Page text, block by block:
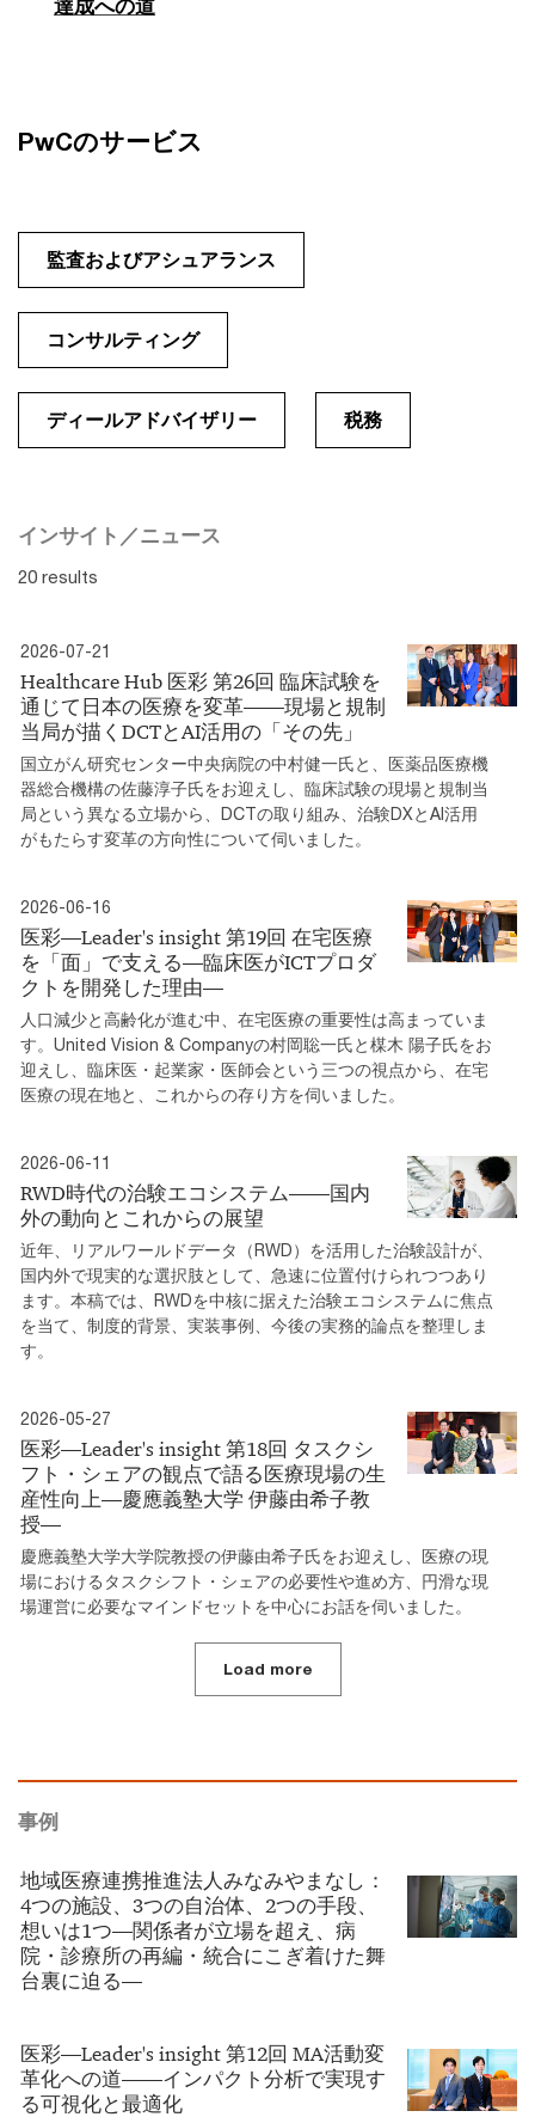
達成への道
PwCのサービス
監査およびアシュアランス
コンサルティング
ディールアドバイザリー 税務
インサイト／ニュース
20 results
2026-07-21
Healthcare Hub 医彩 第26回 臨床試験を
通じて日本の医療を変革――現場と規制
当局が描くDCTとAI活用の「その先」
国立がん研究センター中央病院の中村健一氏と、医薬品医療機
器総合機構の佐藤淳子氏をお迎えし、臨床試験の現場と規制当
局という異なる立場から、DCTの取り組み、治験DXとAI活用
がもたらす変革の方向性について伺いました。
2026-06-16
医彩―Leader's insight 第19回 在宅医療
を「面」で支える―臨床医がICTプロダ
クトを開発した理由―
人口減少と高齢化が進む中、在宅医療の重要性は高まっていま
す。United Vision & Companyの村岡聡一氏と楳木 陽子氏をお
迎えし、臨床医・起業家・医師会という三つの視点から、在宅
医療の現在地と、これからの存り方を伺いました。
2026-06-11
RWD時代の治験エコシステム――国内
外の動向とこれからの展望
近年、リアルワールドデータ（RWD）を活用した治験設計が、
国内外で現実的な選択肢として、急速に位置付けられつつあり
ます。本稿では、RWDを中核に据えた治験エコシステムに焦点
を当て、制度的背景、実装事例、今後の実務的論点を整理しま
す。
2026-05-27
医彩―Leader's insight 第18回 タスクシ
フト・シェアの観点で語る医療現場の生
産性向上―慶應義塾大学 伊藤由希子教
授―
慶應義塾大学大学院教授の伊藤由希子氏をお迎えし、医療の現
場におけるタスクシフト・シェアの必要性や進め方、円滑な現
場運営に必要なマインドセットを中心にお話を伺いました。
Load more
事例
地域医療連携推進法人みなみやまなし：
4つの施設、3つの自治体、2つの手段、
想いは1つ―関係者が立場を超え、病
院・診療所の再編・統合にこぎ着けた舞
台裏に迫る―
医彩―Leader's insight 第12回 MA活動変
革化への道――インパクト分析で実現す
る可視化と最適化